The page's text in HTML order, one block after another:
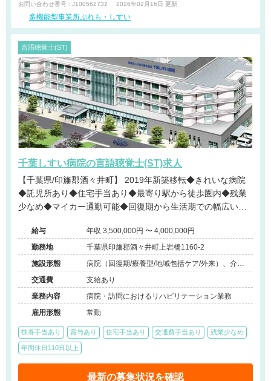
お問い合わせ番号 : J100562732 2026年02月16日 更新
多機能型事業所ぷれも・しすい
言語聴覚士(ST)
千葉しすい病院の言語聴覚士(ST)求人
【千葉県/印旛郡酒々井町】 2019年新築移転◆きれいな病院
◆託児所あり◆住宅手当あり◆最寄り駅から徒歩圏内◆残業
少なめ◆マイカー通勤可能◆回復期から生活期での幅広い経
給与
年収 3,500,000円 〜 4,000,000円
勤務地
千葉県印旛郡酒々井町上岩橋1160-2
施設形態
病院（回復期/療養型/地域包括ケア/外来）、介護
保険関連施設（デイケア/訪問看護・リハ）
交通費
支給あり
業務内容
病院・訪問におけるリハビリテーション業務
雇用形態
常勤
扶養手当あり 賞与あり 住宅手当あり 交通費手当あり 残業少なめ
年間休日110日以上
最新の募集状況を確認